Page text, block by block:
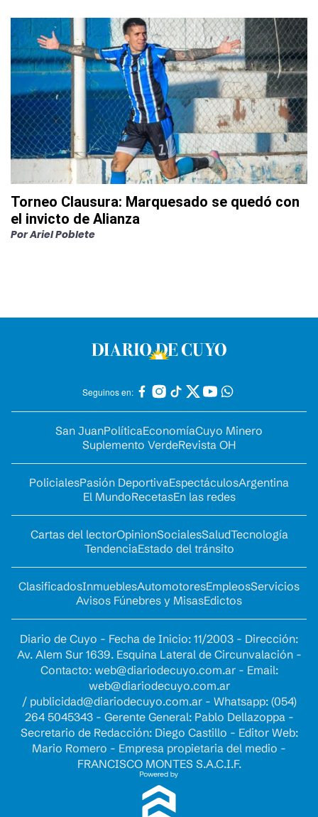
Torneo Clausura: Marquesado se quedó con
el invicto de Alianza
PorAriel Poblete
Seguinos en:
San JuanPolíticaEconomíaCuyo Minero
Suplemento VerdeRevista OH
PolicialesPasión DeportivaEspectáculosArgentina
El MundoRecetasEn las redes
Cartas del lectorOpinionSocialesSaludTecnología
TendenciaEstado del tránsito
ClasificadosInmueblesAutomotoresEmpleosServicios
Avisos Fúnebres y MisasEdictos
Diario de Cuyo - Fecha de Inicio: 11/2003 - Dirección:
Av. Alem Sur 1639. Esquina Lateral de Circunvalación -
Contacto: web@diariodecuyo.com.ar- Email:
web@diariodecuyo.com.ar
/ publicidad@diariodecuyo.com.ar- Whatsapp: (054)
264 5045343 - Gerente General: Pablo Dellazoppa -
Secretario de Redacción: Diego Castillo - Editor Web:
Mario Romero - Empresa propietaria del medio -
FRANCISCO MONTES S.A.C.I.F.